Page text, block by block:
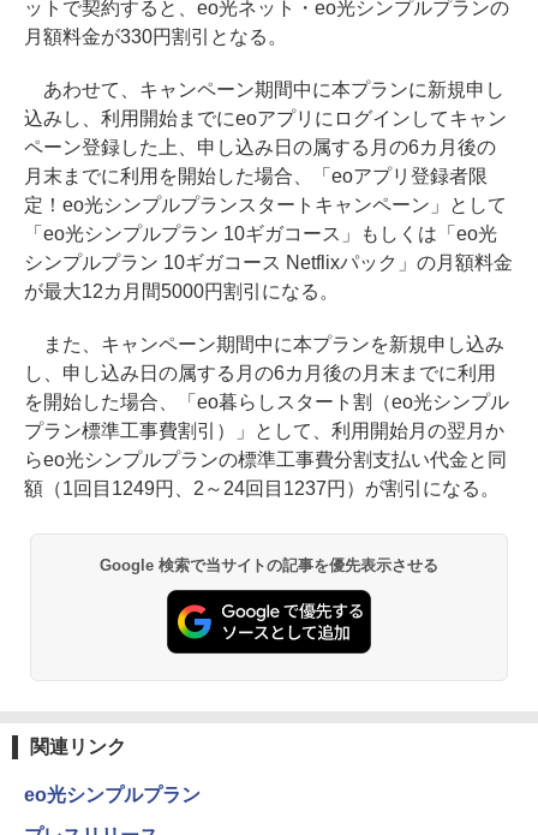
ットで契約すると、eo光ネット・eo光シンプルプランの
月額料金が330円割引となる。
あわせて、キャンペーン期間中に本プランに新規申し
込みし、利用開始までにeoアプリにログインしてキャン
ペーン登録した上、申し込み日の属する月の6カ月後の
月末までに利用を開始した場合、「eoアプリ登録者限
定！eo光シンプルプランスタートキャンペーン」として
「eo光シンプルプラン 10ギガコース」もしくは「eo光
シンプルプラン 10ギガコース Netflixパック」の月額料金
が最大12カ月間5000円割引になる。
また、キャンペーン期間中に本プランを新規申し込み
し、申し込み日の属する月の6カ月後の月末までに利用
を開始した場合、「eo暮らしスタート割（eo光シンプル
プラン標準工事費割引）」として、利用開始月の翌月か
らeo光シンプルプランの標準工事費分割支払い代金と同
額（1回目1249円、2～24回目1237円）が割引になる。
Google 検索で当サイトの記事を優先表示させる
関連リンク
eo光シンプルプラン